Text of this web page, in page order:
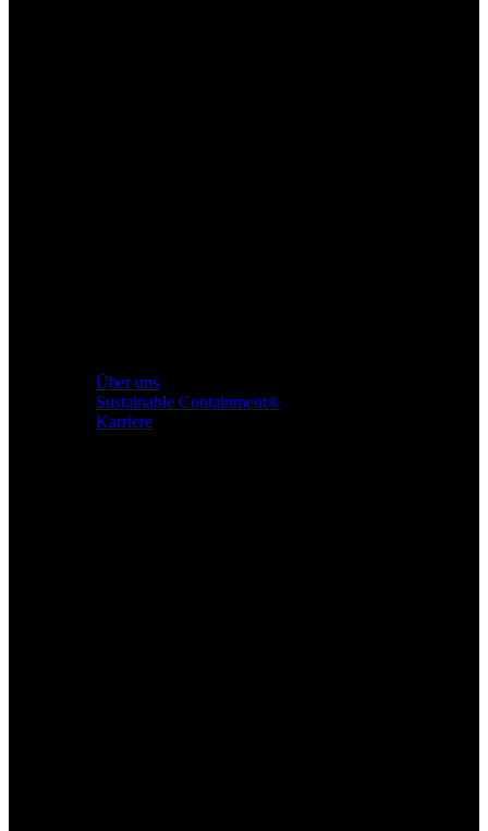
Über uns
Sustainable Containment®
Karriere